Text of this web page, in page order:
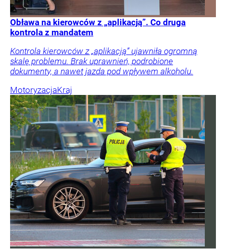
Obława na kierowców z „aplikacją”. Co druga
kontrola z mandatem
Kontrola kierowców z „aplikacją” ujawniła ogromną
skalę problemu. Brak uprawnień, podrobione
dokumenty, a nawet jazda pod wpływem alkoholu.
MotoryzacjaKraj